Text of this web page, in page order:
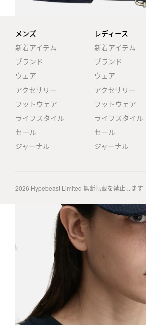
メンズ
新着アイテム
ブランド
ウェア
アクセサリー
フットウェア
ライフスタイル
セール
ジャーナル
レディース
新着アイテム
ブランド
ウェア
アクセサリー
フットウェア
ライフスタイル
セール
ジャーナル
2026 Hypebeast Limited 無断転載を禁止します